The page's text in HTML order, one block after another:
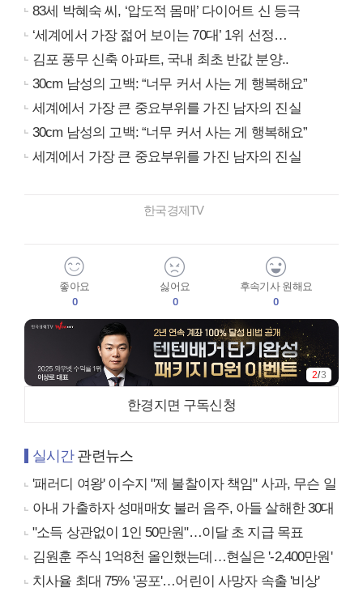
83세 박혜숙 씨, ‘압도적 몸매’ 다이어트 신 등극
‘세계에서 가장 젊어 보이는 70대’ 1위 선정…
김포 풍무 신축 아파트, 국내 최초 반값 분양..
30cm 남성의 고백: “너무 커서 사는 게 행복해요”
세계에서 가장 큰 중요부위를 가진 남자의 진실
30cm 남성의 고백: “너무 커서 사는 게 행복해요”
세계에서 가장 큰 중요부위를 가진 남자의 진실
한국경제TV
좋아요
0
싫어요
0
후속기사 원해요
0
2/3
한경지면 구독신청
실시간관련뉴스
'패러디 여왕' 이수지 "제 불찰이자 책임" 사과, 무슨 일
아내 가출하자 성매매女 불러 음주, 아들 살해한 30대
"소득 상관없이 1인 50만원"…이달 초 지급 목표
김원훈 주식 1억8천 올인했는데…현실은 '-2,400만원'
치사율 최대 75% '공포'…어린이 사망자 속출 '비상'